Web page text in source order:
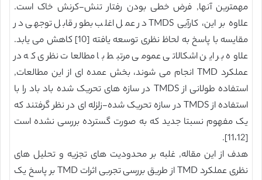
مهمترین آنها, فرض خطی بودن رفتار تنش-کرنش خاک است.
علاوه بر این، کارآیی TMDS در عمل اغلب بطور قابل توجهی در
مقایسه با پاسخ به لحاظ نظری توسعه یافته [10] کاهش می یابد.
علاوه بر این اشکالاتی عمومی مرتبط با مطالعات نظری که در
عملکرد TMD انجام می شوند، بخش عمده ای از این مطالعات,
استفاده طولانی از TMDS در سازه های تحریک شده باد باد را با
استفاده از TMDS در سازه تحریک شده-زلزله ای در نظر گرفتند که
یک مفهوم نسبتا جدید که به صورت گسترده بررسی نشده است
[11،12].
هدف از این مقاله, غلبه بر محدودیت های تجزیه و تحلیل های
نظری عملکرد TMD از طریق بررسی تجربی اثرات TMD بر پاسخ یک